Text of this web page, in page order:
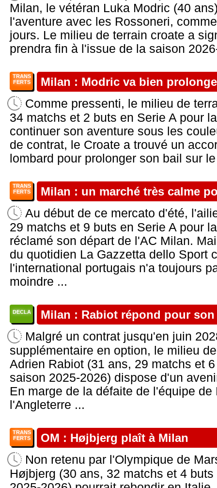
Milan, le vétéran Luka Modric (40
l'aventure avec les Rossoneri,
jours. Le milieu de terrain croate a
prendra fin à l'issue de la saison
TRANS
FERTS
Milan : Modric va bien
Comme pressenti, le milieu de
34 matchs et 2 buts en Serie A pour
continuer son aventure sous les
de contrat, le Croate a trouvé un
lombard pour prolonger son bail sur
TRANS
FERTS
Milan : un marché très calme
Au début de ce mercato d'été,
29 matchs et 9 buts en Serie A pour
réclamé son départ de l'AC Milan.
du quotidien La Gazzetta dello Sport
l'international portugais n'a toujours
moindre ...
DECLA Milan : Rabiot répond pour
Malgré un contrat jusqu'en juin
supplémentaire en option, le milieu
Adrien Rabiot (31 ans, 29 matchs et
saison 2025-2026) dispose d'un
En marge de la défaite de l'équipe de
l'Angleterre ...
TRANS
FERTS
OM : Højbjerg plaît à Milan
Non retenu par l'Olympique de
Højbjerg (30 ans, 32 matchs et 4